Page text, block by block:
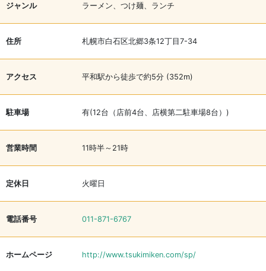
ジャンル ラーメン、つけ麺、ランチ
住所 札幌市白石区北郷3条12丁目7-34
アクセス 平和駅から徒歩で約5分 (352m)
駐車場 有(12台（店前4台、店横第二駐車場8台）)
営業時間 11時半～21時
定休日 火曜日
電話番号 011-871-6767
ホームページ http://www.tsukimiken.com/sp/